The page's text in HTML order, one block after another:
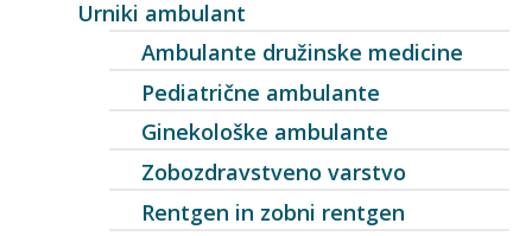
Urniki ambulant
Ambulante družinske medicine
Pediatrične ambulante
Ginekološke ambulante
Zobozdravstveno varstvo
Rentgen in zobni rentgen